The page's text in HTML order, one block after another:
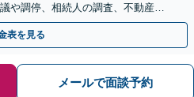
や調停、相続人の調査、不動産相
対応
表を見る
メールで面談予約